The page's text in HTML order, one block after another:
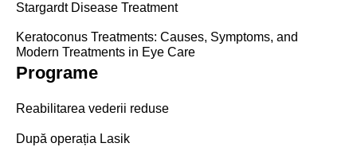
Stargardt Disease Treatment
Keratoconus Treatments: Causes, Symptoms, and
Modern Treatments in Eye Care
Programe
Reabilitarea vederii reduse
După operația Lasik